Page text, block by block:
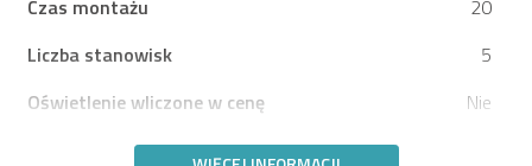
Czas montażu
20
Liczba stanowisk
5
Oświetlenie wliczone w cenę
Nie